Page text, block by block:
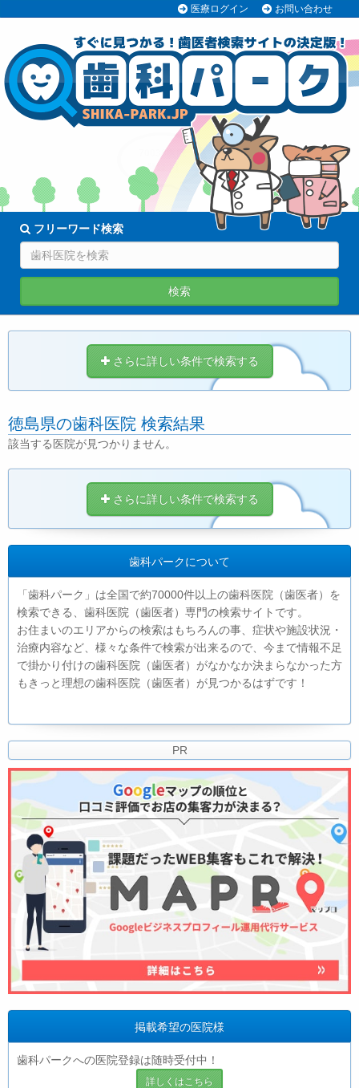
医療ログイン お問い合わせ
70038医院
登録中!
フリーワード検索
検索
さらに詳しい条件で検索する
徳島県の歯科医院 検索結果
該当する医院が見つかりません。
さらに詳しい条件で検索する
歯科パークについて
「歯科パーク」は全国で約70000件以上の歯科医院（歯医者）を
検索できる、歯科医院（歯医者）専門の検索サイトです。
お住まいのエリアからの検索はもちろんの事、症状や施設状況・
治療内容など、様々な条件で検索が出来るので、今まで情報不足
で掛かり付けの歯科医院（歯医者）がなかなか決まらなかった方
もきっと理想の歯科医院（歯医者）が見つかるはずです！
PR
掲載希望の医院様
歯科パークへの医院登録は随時受付中！
詳しくはこちら